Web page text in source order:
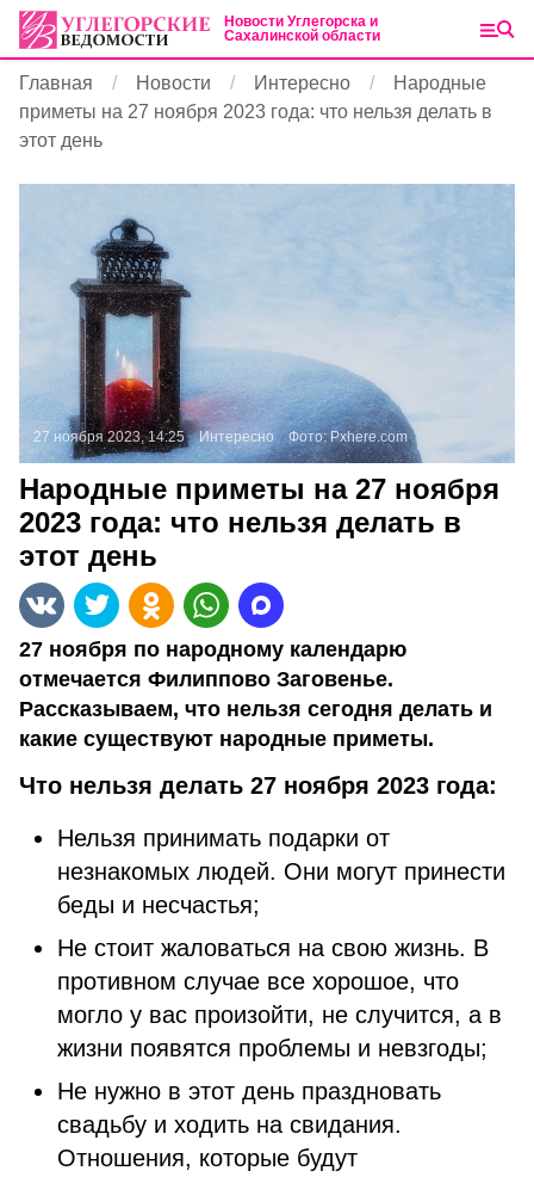
Новости Углегорска и
Сахалинской области
Главная Новости Интересно
Народные
приметы на 27 ноября 2023 года: что нельзя делать в
этот день
27 ноября 2023, 14:25 Интересно Фото:Pxhere.com
Народные приметы на 27 ноября
2023 года: что нельзя делать в
этот день
27 ноября по народному календарю
отмечается Филиппово Заговенье.
Рассказываем, что нельзя сегодня делать и
какие существуют народные приметы.
Что нельзя делать 27 ноября 2023 года:
Нельзя принимать подарки от
незнакомых людей. Они могут принести
беды и несчастья;
Не стоит жаловаться на свою жизнь. В
противном случае все хорошое, что
могло у вас произойти, не случится, а в
жизни появятся проблемы и невзгоды;
Не нужно в этот день праздновать
свадьбу и ходить на свидания.
Отношения, которые будут